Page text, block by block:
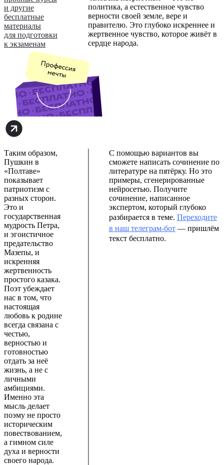
и другие
бесплатные
материалы
для подготовки
к экзаменам
политика, а естественное чувство
верности своей земле, вере и
правителю. Это глубоко искреннее и
жертвенное чувство, которое живёт в
сердце народа.
Таким образом,
Пушкин в
«Полтаве»
показывает
патриотизм с
разных сторон.
Это и
государственная
мудрость Петра,
и эгоистичное
предательство
Мазепы, и
искренняя
жертвенность
простого казака.
Поэт убеждает
нас в том, что
настоящая
любовь к родине
всегда связана с
честью,
верностью и
готовностью
отдать за неё
жизнь, а не с
личными
амбициями.
Именно эта
мысль делает
поэму не просто
историческим
повествованием,
а гимном силе
духа и верности
своего народа.
С помощью вариантов вы
сможете написать сочинение по
литературе на пятёрку. Но это
примеры, сгенерированные
нейросетью. Получите
сочинение, написанное
экспертом, который глубоко
разбирается в теме. Переходите
в наш телеграм-бот— пришлём
текст бесплатно.